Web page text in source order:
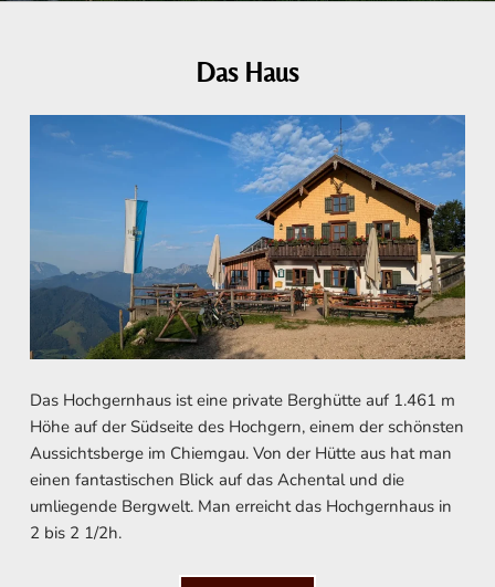
Das Haus
Das Hochgernhaus ist eine private Berghütte auf 1.461 m
Höhe auf der Südseite des Hochgern, einem der schönsten
Aussichtsberge im Chiemgau. Von der Hütte aus hat man
einen fantastischen Blick auf das Achental und die
umliegende Bergwelt. Man erreicht das Hochgernhaus in
2 bis 2 1/2h.